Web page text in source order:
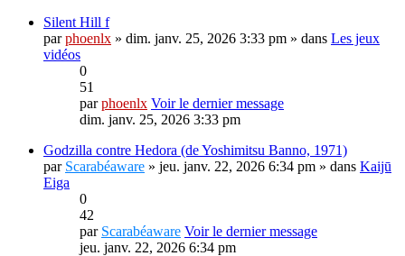
Silent Hill f
parphoenlx » dim. janv. 25, 2026 3:33 pm » dans Les jeux
vidéos
0
51
parphoenlx Voir le dernier message
dim. janv. 25, 2026 3:33 pm
Godzilla contre Hedora (de Yoshimitsu Banno, 1971)
par Scarabéaware » jeu. janv. 22, 2026 6:34 pm » dans Kaijū
Eiga
0
42
par Scarabéaware Voir le dernier message
jeu. janv. 22, 2026 6:34 pm